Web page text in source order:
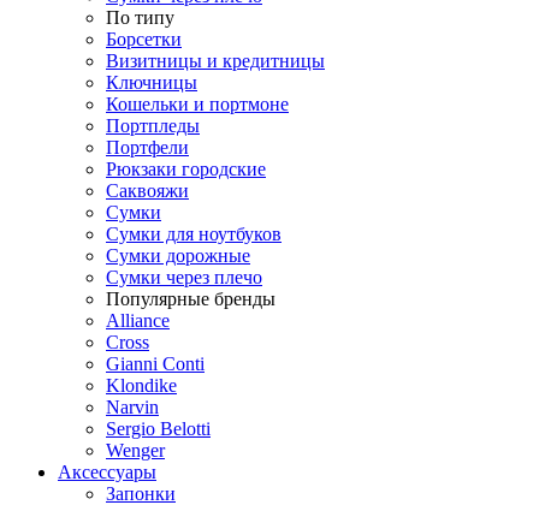
По типу
Борсетки
Визитницы и кредитницы
Ключницы
Кошельки и портмоне
Портпледы
Портфели
Рюкзаки городские
Саквояжи
Сумки
Сумки для ноутбуков
Сумки дорожные
Сумки через плечо
Популярные бренды
Alliance
Cross
Gianni Conti
Klondike
Narvin
Sergio Belotti
Wenger
Аксессуары
Запонки